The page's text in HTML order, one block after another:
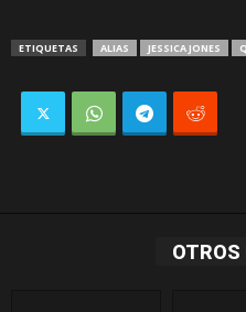
ETIQUETAS ALIAS JESSICA JONES
OTROS